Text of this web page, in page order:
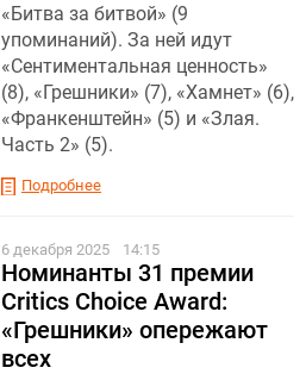
«Битва за битвой» (9
упоминаний). За ней идут
«Сентиментальная ценность»
(8), «Грешники» (7), «Хамнет» (6),
«Франкенштейн» (5) и «Злая.
Часть 2» (5).
Подробнее
6 декабря 2025 14:15
Номинанты 31 премии
Critics Choice Award:
«Грешники» опережают
всех